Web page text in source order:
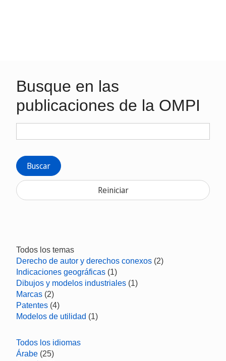
Busque en las
publicaciones de la OMPI
Buscar
Reiniciar
Todos los temas
Derecho de autor y derechos conexos (2)
Indicaciones geográficas (1)
Dibujos y modelos industriales (1)
Marcas (2)
Patentes (4)
Modelos de utilidad (1)
Todos los idiomas
Árabe (25)